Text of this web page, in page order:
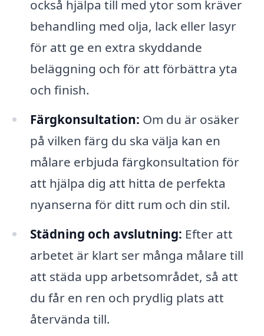
också hjälpa till med ytor som kräver
behandling med olja, lack eller lasyr
för att ge en extra skyddande
beläggning och för att förbättra yta
och finish.
Färgkonsultation: Om du är osäker
på vilken färg du ska välja kan en
målare erbjuda färgkonsultation för
att hjälpa dig att hitta de perfekta
nyanserna för ditt rum och din stil.
Städning och avslutning: Efter att
arbetet är klart ser många målare till
att städa upp arbetsområdet, så att
du får en ren och prydlig plats att
återvända till.